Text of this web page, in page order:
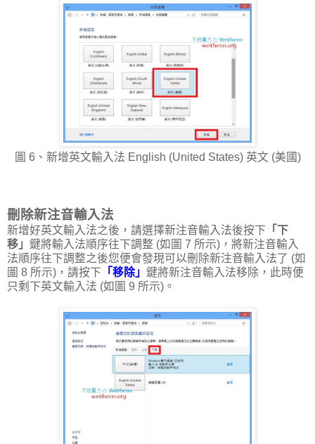
圖 6、新增英文輸入法 English (United States) 英文 (美國)
刪除新注音輸入法
新增好英文輸入法之後，請選擇新注音輸入法後按下 「下
移」 鍵將輸入法順序往下調整 (如圖 7 所示)，將新注音輸入
法順序往下調整之後您便會發現可以刪除新注音輸入法了 (如
圖 8 所示)，請按下 「移除」 鍵將新注音輸入法移除，此時便
只剩下英文輸入法 (如圖 9 所示)。